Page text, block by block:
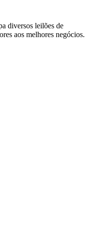
diversos leilões de
aos melhores negócios.